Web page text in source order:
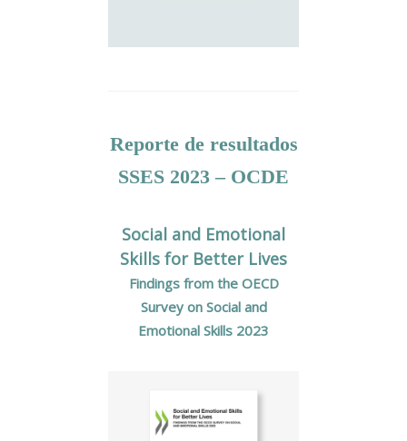
Reporte de resultados
SSES 2023 – OCDE
Social and Emotional
Skills for Better Lives
Findings from the OECD
Survey on Social and
Emotional Skills 2023